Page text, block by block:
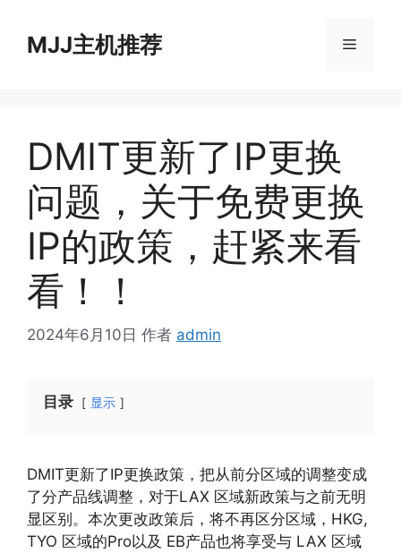
MJJ主机推荐 菜
DMIT更新了IP更换
问题，关于免费更换
IP的政策，赶紧来看
看！！
2024年6月10日 作者 admin
目录 显示
DMIT更新了IP更换政策，把从前分区域的调整变成
了分产品线调整，对于LAX 区域新政策与之前无明
显区别。本次更改政策后，将不再区分区域，HKG,
TYO 区域的Pro以及 EB产品也将享受与 LAX 区域